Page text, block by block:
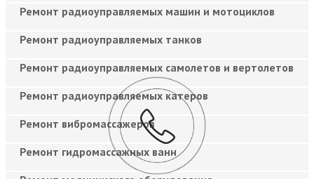
Ремонт радиоуправляемых машин и мотоциклов
Ремонт радиоуправляемых танков
Ремонт радиоуправляемых самолетов и вертолетов
Ремонт радиоуправляемых катеров
Ремонт вибромассажеров
Ремонт гидромассажных ванн